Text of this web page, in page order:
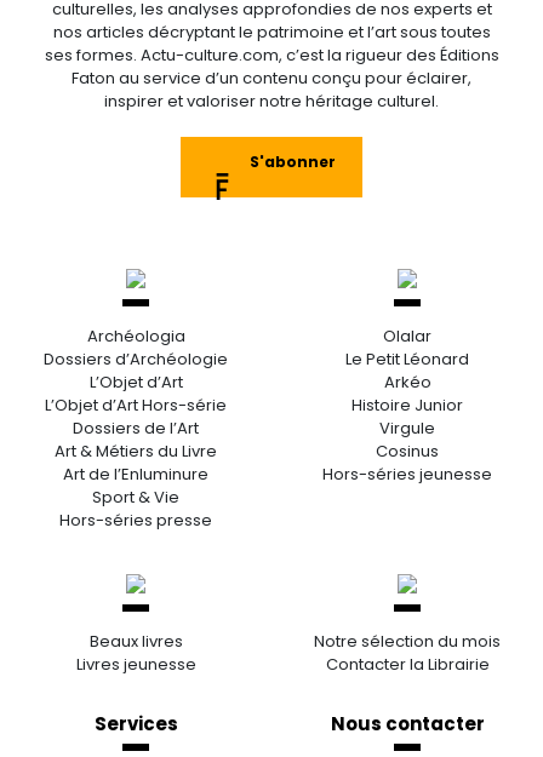
culturelles, les analyses approfondies de nos experts et
nos articles décryptant le patrimoine et l’art sous toutes
ses formes. Actu-culture.com, c’est la rigueur des Éditions
Faton au service d’un contenu conçu pour éclairer,
inspirer et valoriser notre héritage culturel.
S'abonner
Archéologia
Dossiers d’Archéologie
L’Objet d’Art
L’Objet d’Art Hors-série
Dossiers de l’Art
Art & Métiers du Livre
Art de l’Enluminure
Sport & Vie
Hors-séries presse
Olalar
Le Petit Léonard
Arkéo
Histoire Junior
Virgule
Cosinus
Hors-séries jeunesse
Beaux livres
Livres jeunesse
Notre sélection du mois
Contacter la Librairie
Services Nous contacter